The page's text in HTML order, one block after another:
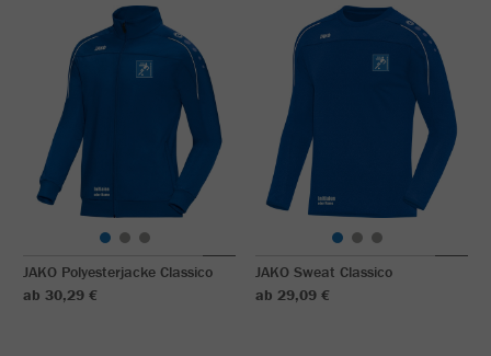
JAKO Polyesterjacke Classico
ab 30,29 €
JAKO Sweat Classico
ab 29,09 €